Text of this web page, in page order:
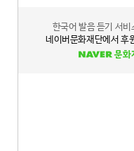
한국어 발음 듣기 서비
네이버문화재단에서 후